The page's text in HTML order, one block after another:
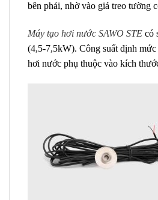
bên phải, nhờ vào giá treo tường
Máy tạo hơi nước SAWO STE có
(4,5-7,5kW). Công suất định
hơi nước phụ thuộc vào kích